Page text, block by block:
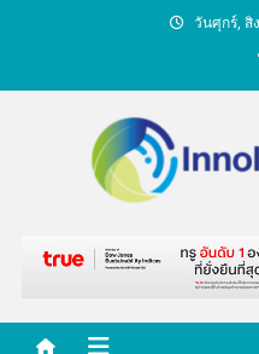
วันศุกร์, สิ
คนกับค
นวั